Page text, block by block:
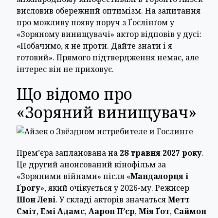
висловив обережний оптимізм. На запитання
про можливу появу поруч з Ґослінґом у
«Зоряному винищувачі» актор відповів у дусі:
«Побачимо, я не проти. Дайте знати і я
готовий». Прямого підтвердження немає, але
інтерес він не приховує.
Що відомо про
«Зоряний винищувач»
Прем’єра запланована на 28 травня 2027 року.
Це другий анонсований кінофільм за
«Зоряними війнами» після «Мандалорця і
Ґрогу», який очікується у 2026-му. Режисер
Шон Леві. У складі акторів значатьсяМетт
Сміт,Емі Адамс,Аарон П’єр,Мія Ґот, Саймон